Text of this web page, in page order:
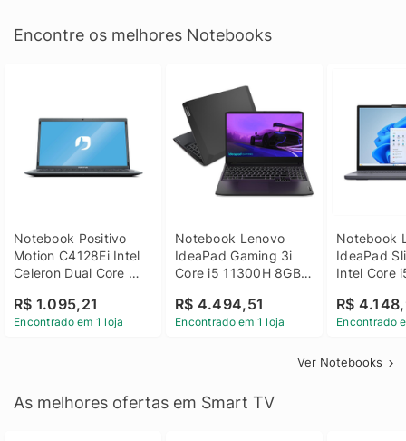
Encontre os melhores Notebooks
Notebook Positivo
Motion C4128Ei Intel
Celeron Dual Core
Linux 14 - 3002181
R$ 1.095,21
Encontrado em 1 loja
Notebook Lenovo
IdeaPad Gaming 3i
Core i5 11300H 8GB
GTX 1650 4GB 15.6
FHD Linux - Preto
R$ 4.494,51
Encontrado em 1 loja
Notebook
IdeaPad
Intel Core
SSD Win
R$
Encontrado
Ver Notebooks
As melhores ofertas em Smart TV